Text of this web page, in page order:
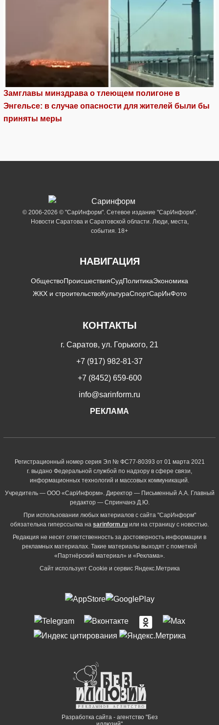
Замглавы минздрава о тлеющем полигоне в
Энгельсе: в случае опасности для жителей были бы
приняты меры
© 2006-2026 © "СарИнформ". Сетевое издание "СарИнформ".
Новости Саратова и Саратовской области. Люди, места,
события. 18+
НАВИГАЦИЯ
ОбществоПроисшествияСудПолитикаЭкономика
ЖКХ и строительствоКультураСпортСарИнФото
КОНТАКТЫ
г. Саратов, ул. Горького, 21
+7 (917) 982-81-37
+7 (8452) 659-600
info@sarinform.ru
РЕКЛАМА
Регистрационный номер серия Эл № ФС77-80393 от 01 марта 2021
г. выдано Федеральной службой по надзору в сфере связи,
информационных технологий и массовых коммуникаций.
Учредитель — ООО «СарИнформ». Директор — Письменный А.А. Главный
редактор — Спринчанэ Д.Ю.
При использовании любых материалов с сайта "СарИнформ"
обязательна гиперссылка на sarinform.ru или на страницу с новостью.
Редакция не несет ответственность за достоверность информации в
рекламных материалах. Такие материалы выходят с пометкой
«Партнёрский материал» и «Реклама».
Сайт использует Cookie и сервиc Яндекс.Метрика
Разработка сайта - агентство "Без